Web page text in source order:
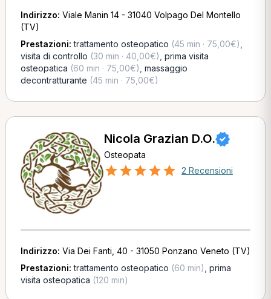
Indirizzo: Viale Manin 14 - 31040 Volpago Del Montello
(TV)
Prestazioni:trattamento osteopatico (45 min · 75,00€)
visita di controllo (30 min · 40,00€) prima visita
osteopatica (60 min · 75,00€) massaggio
decontratturante (45 min · 75,00€)
Nicola Grazian D.O.
Osteopata
2 Recensioni
Indirizzo: Via Dei Fanti, 40 - 31050 Ponzano Veneto (TV)
Prestazioni:trattamento osteopatico (60 min) prima
visita osteopatica (120 min)